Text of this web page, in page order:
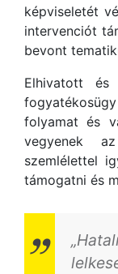
képviseletét
intervenciót
bevont
Elhivatott
folyamat és
vegyenek
szemlélettel
támogatni és